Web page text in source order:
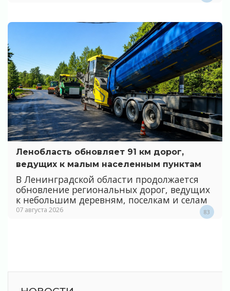
Ленобласть обновляет 91 км дорог,
ведущих к малым населенным пунктам
В Ленинградской области продолжается
обновление региональных дорог, ведущих
к небольшим деревням, поселкам и селам
07 августа 2026 83